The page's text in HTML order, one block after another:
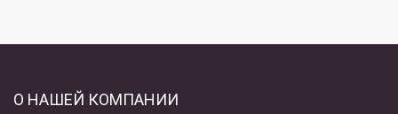
О НАШЕЙ КОМПАНИИ